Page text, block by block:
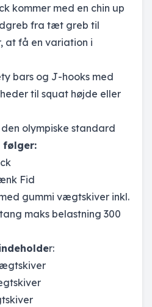
kommer med en chin up
fra tæt greb til
at få en variation i
bars og J-hooks med
til squat højde eller
olympiske standard
følger:
Fid
gummi vægtskiver inkl.
maks belastning 300
r: